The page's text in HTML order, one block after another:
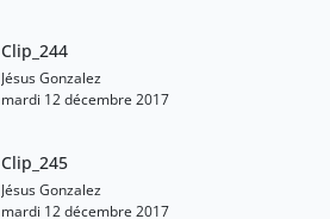
Clip_244
Jésus Gonzalez
mardi 12 décembre 2017
Clip_245
Jésus Gonzalez
mardi 12 décembre 2017